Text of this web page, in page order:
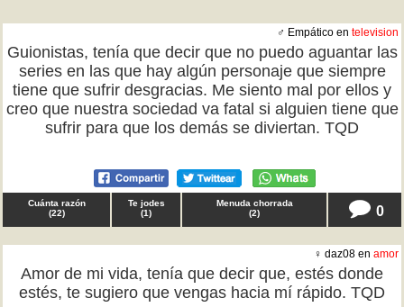
♂ Empático en television
Guionistas, tenía que decir que no puedo aguantar las
series en las que hay algún personaje que siempre
tiene que sufrir desgracias. Me siento mal por ellos y
creo que nuestra sociedad va fatal si alguien tiene que
sufrir para que los demás se diviertan. TQD
Cuánta razón
(22)
Te jodes
(1)
Menuda chorrada
(2) 0
♀ daz08 en amor
Amor de mi vida, tenía que decir que, estés donde
estés, te sugiero que vengas hacia mí rápido. TQD